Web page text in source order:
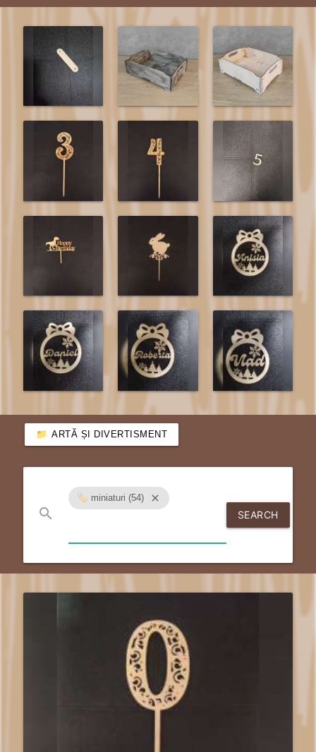
ARTĂ ȘI DIVERTISMENT
search
🏷️ miniaturi (54) close
SEARCH